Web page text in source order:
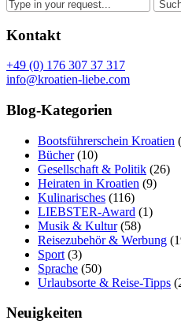
Kontakt
+49 (0) 176 307 37 317
info@kroatien-liebe.com
Blog-Kategorien
Bootsführerschein Kroatien
Bücher(10)
Gesellschaft & Politik (26)
Heiraten in Kroatien (9)
Kulinarisches (116)
LIEBSTER-Award (1)
Musik & Kultur(58)
Reisezubehör & Werbung
Sport (3)
Sprache (50)
Urlaubsorte & Reise-Tipps
Neuigkeiten